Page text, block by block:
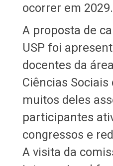
ocorrer em 2029.
A proposta de
USP foi
docentes da
Ciências Sociais
muitos deles
participantes
congressos e
A visita da